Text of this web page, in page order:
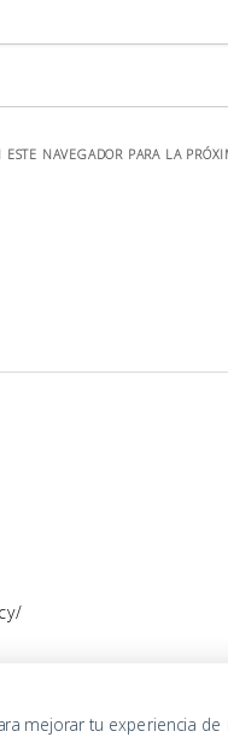
NAVEGADOR PARA LA
mejorar tu experiencia